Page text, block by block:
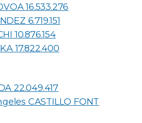
16.533.276
6.719.151
10.876.154
17.822.400
22.049.417
CASTILLO FONT